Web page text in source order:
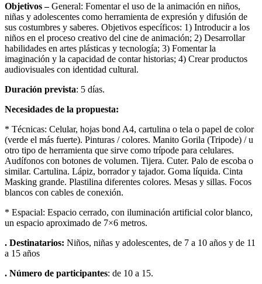
Objetivos–General: Fomentar el uso de la animación en niños,
niñas y adolescentes como herramienta de expresión y difusión de
sus costumbres y saberes. Objetivos específicos: 1) Introducir a los
niños en el proceso creativo del cine de animación; 2) Desarrollar
habilidades en artes plásticas y tecnología; 3) Fomentar la
imaginación y la capacidad de contar historias; 4) Crear productos
audiovisuales con identidad cultural.
Duración prevista: 5 días.
Necesidades de la propuesta:
* Técnicas: Celular, hojas bond A4, cartulina o tela o papel de color
(verde el más fuerte). Pinturas / colores. Manito Gorila (Tripode) / u
otro tipo de herramienta que sirve como trípode para celulares.
Audífonos con botones de volumen. Tijera. Cuter. Palo de escoba o
similar. Cartulina. Lápiz, borrador y tajador. Goma líquida. Cinta
Masking grande. Plastilina diferentes colores. Mesas y sillas. Focos
blancos con cables de conexión.
* Espacial: Espacio cerrado, con iluminación artificial color blanco,
un espacio aproximado de 7×6 metros.
. Destinatarios: Niños, niñas y adolescentes, de 7 a 10 años y de 11
a 15 años
. Número de participantes: de 10 a 15.